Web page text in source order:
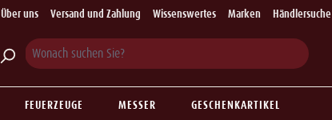
Über uns Versand und Zahlung Wissenswertes Marken Händlersuche
FEUERZEUGE MESSER GESCHENKARTIKEL